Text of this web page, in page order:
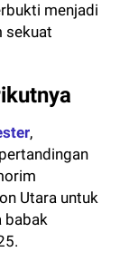
menjadi
sekuat
,
Utara untuk
babak